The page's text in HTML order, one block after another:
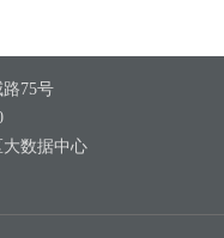
75号
数据中心